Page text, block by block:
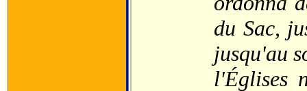
du Sac,
jusqu'au
l'Églises